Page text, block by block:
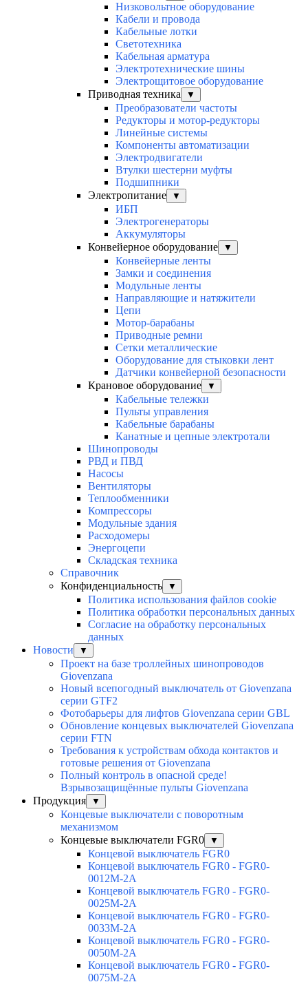
Низковольтное оборудование
Кабели и провода
Кабельные лотки
Светотехника
Кабельная арматура
Электротехнические шины
Электрощитовое оборудование
Приводная техника
▼
Преобразователи частоты
Редукторы и мотор-редукторы
Линейные системы
Компоненты автоматизации
Электродвигатели
Втулки шестерни муфты
Подшипники
Электропитание
▼
ИБП
Электрогенераторы
Аккумуляторы
Конвейерное оборудование
▼
Конвейерные ленты
Замки и соединения
Модульные ленты
Направляющие и натяжители
Цепи
Мотор-барабаны
Приводные ремни
Сетки металлические
Оборудование для стыковки лент
Датчики конвейерной безопасности
Крановое оборудование
▼
Кабельные тележки
Пульты управления
Кабельные барабаны
Канатные и цепные электротали
Шинопроводы
РВД и ПВД
Насосы
Вентиляторы
Теплообменники
Компрессоры
Модульные здания
Расходомеры
Энергоцепи
Складская техника
Справочник
Конфиденциальность
▼
Политика использования файлов cookie
Политика обработки персональных данных
Согласие на обработку персональных
данных
Новости
▼
Проект на базе троллейных шинопроводов
Giovenzana
Новый всепогодный выключатель от Giovenzana
серии GTF2
Фотобарьеры для лифтов Giovenzana серии GBL
Обновление концевых выключателей Giovenzana
серии FTN
Требования к устройствам обхода контактов и
готовые решения от Giovenzana
Полный контроль в опасной среде!
Взрывозащищённые пульты Giovenzana
Продукция
▼
Концевые выключатели с поворотным
механизмом
Концевые выключатели FGR0
▼
Концевой выключатель FGR0
Концевой выключатель FGR0 - FGR0-
0012M-2A
Концевой выключатель FGR0 - FGR0-
0025M-2A
Концевой выключатель FGR0 - FGR0-
0033M-2A
Концевой выключатель FGR0 - FGR0-
0050M-2A
Концевой выключатель FGR0 - FGR0-
0075M-2A